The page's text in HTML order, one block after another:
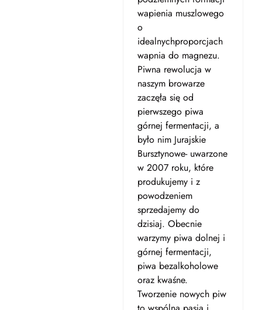
wapienia muszlowego
o
idealnychproporcjach
wapnia do magnezu.
Piwna rewolucja w
naszym browarze
zaczęła się od
pierwszego piwa
górnej fermentacji, a
było nim Jurajskie
Bursztynowe- uwarzone
w 2007 roku, które
produkujemy i z
powodzeniem
sprzedajemy do
dzisiaj. Obecnie
warzymy piwa dolnej i
górnej fermentacji,
piwa bezalkoholowe
oraz kwaśne.
Tworzenie nowych piw